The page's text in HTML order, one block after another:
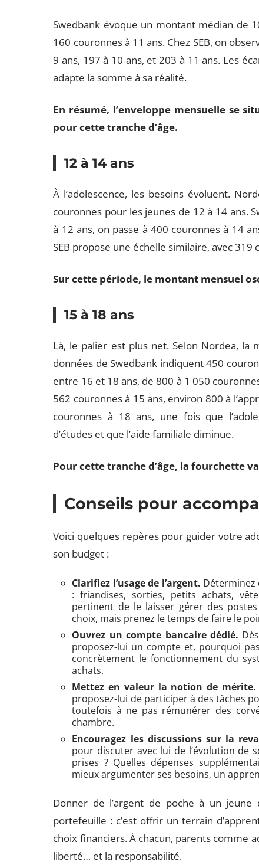
Swedbank évoque un montant médian de
160 couronnes à 11 ans. Chez SEB, on
9 ans, 197 à 10 ans, et 203 à 11 ans. Les
adapte la somme à sa réalité.
En résumé, l’enveloppe mensuelle se
pour cette tranche d’âge.
12 à 14 ans
À l’adolescence, les besoins évoluent.
couronnes pour les jeunes de 12 à 14 ans.
à 12 ans, on passe à 400 couronnes à 14
SEB propose une échelle similaire, avec 319
Sur cette période, le montant mensuel
15 à 18 ans
Là, le palier est plus net. Selon Nordea, la
données de Swedbank indiquent 450
entre 16 et 18 ans, de 800 à 1 050
562 couronnes à 15 ans, environ 800 à
couronnes à 18 ans, une fois que
d’études et que l’aide familiale diminue.
Pour cette tranche d’âge, la fourchette
Conseils pour
Voici quelques repères pour guider votre
son budget :
Clarifiez l’usage de l’argent. Déterminez
: friandises, sorties, petits achats,
pertinent de le laisser gérer des
choix, mais prenez le temps de faire le
Ouvrez un compte bancaire dédié.
proposez-lui un compte et, pourquoi
concrètement le fonctionnement du
achats.
Mettez en valeur la notion de mérite.
proposez-lui de participer à des tâches
toutefois à ne pas rémunérer des
chambre.
Encouragez les discussions sur la
pour discuter avec lui de l’évolution de
prises ? Quelles dépenses
mieux argumenter ses besoins, un
Donner de l’argent de poche à un
portefeuille : c’est offrir un terrain
choix financiers. À chacun, parents comme
liberté… et la responsabilité.